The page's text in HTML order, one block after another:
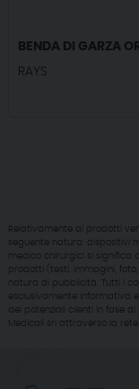
BENDA DI GARZA
RAYS
Relativamente ai prodotti
seguente natura: dispositivi
medico chirurgici si significa
prodotti (testi, immagini,
natura di pubblicità. Tutti i
esclusivamente informativa
dei potenziali clienti in fase
Medicali srl attraverso la rete.